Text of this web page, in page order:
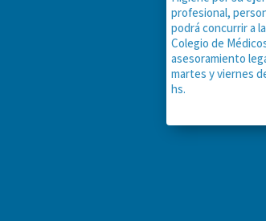
profesional,
podrá concurrir a
Colegio de
asesoramiento
martes y viernes
hs.